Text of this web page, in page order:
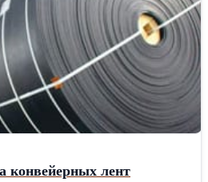
колонны…114, 146, 168; -
16058 мм, диаметр Ø89 мм; - масса
пропускной способности до 200 м3/
конвейерных лент